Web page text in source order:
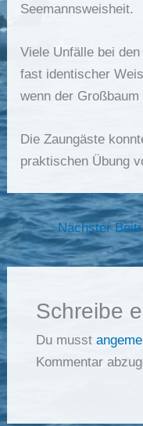
Seemannsweisheit.
Viele Unfälle bei
fast identischer
wenn der
Die Zaungäste
praktischen Übung
Nächster
Schreibe
Du musst
Kommentar